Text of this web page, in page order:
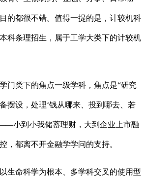
的都很不错。值得一提的是，计较机科
科条理招生，属于工学大类下的计较机
类下的焦点一级学科，焦点是“研究
摆设，处理‘钱从哪来、投到哪去、若
小到小我储蓄理财，大到企业上市融
，都离不开金融学学问的支持。
命科学为根本、多学科交叉的使用型